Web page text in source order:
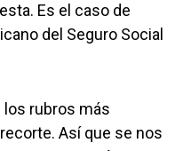
Es el caso de
del Seguro Social
los rubros más
Así que se nos